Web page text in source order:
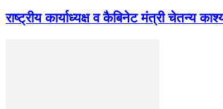
राष्ट्रीय कार्याध्यक्ष व कैबिनेट मंत्री चेतन्य